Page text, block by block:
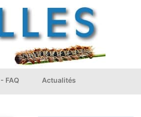
FAQ Actualités